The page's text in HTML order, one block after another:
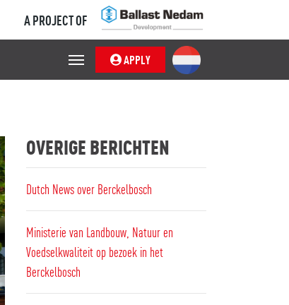
A PROJECT OF
APPLY
OVERIGE BERICHTEN
Dutch News over Berckelbosch
Ministerie van Landbouw, Natuur en
Voedselkwaliteit op bezoek in het
Berckelbosch